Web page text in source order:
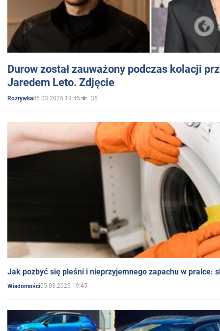
Durow został zauważony podczas kolacji
Jaredem Leto. Zdjęcie
Rozrywka05.03.2025 19:45 36
Jak pozbyć się pleśni i nieprzyjemnego zapachu w pralce:
Wiadomości05.03.2025 19:45